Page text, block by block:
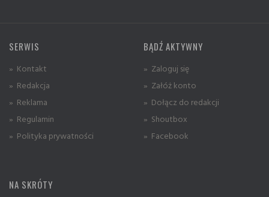
SERWIS
» Kontakt
» Redakcja
» Reklama
» Regulamin
» Polityka prywatności
BĄDŹ AKTYWNY
» Zaloguj się
» Załóż konto
» Dołącz do redakcji
» Shoutbox
» Facebook
NA SKRÓTY